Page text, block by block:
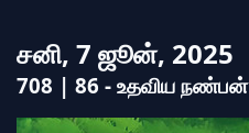
சனி, 7 ஜூன், 2025
708 | 86 - உதவிய